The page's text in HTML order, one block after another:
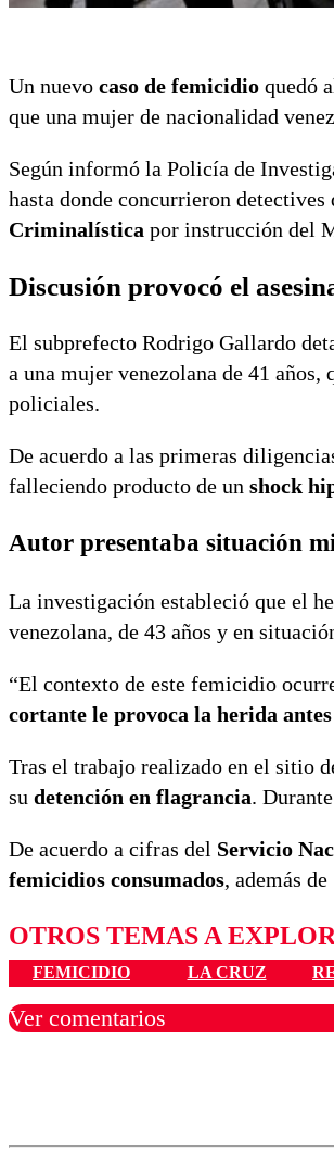
Un nuevo caso de femicidio quedó
que una mujer de nacionalidad
Según informó la Policía de
hasta donde concurrieron detectives
Criminalística por instrucción del
Discusión provocó el
El subprefecto Rodrigo Gallardo
a una mujer venezolana de 41
policiales.
De acuerdo a las primeras
falleciendo producto de un shock
Autor presentaba situación
La investigación estableció que el
venezolana, de 43 años y en
“El contexto de este femicidio
cortante le provoca la herida antes
Tras el trabajo realizado en el sitio
su detención en flagrancia.
De acuerdo a cifras del Servicio
femicidios consumados, además
OTROS TEMAS A
FEMICIDIO LA CRUZ
Ver comentarios